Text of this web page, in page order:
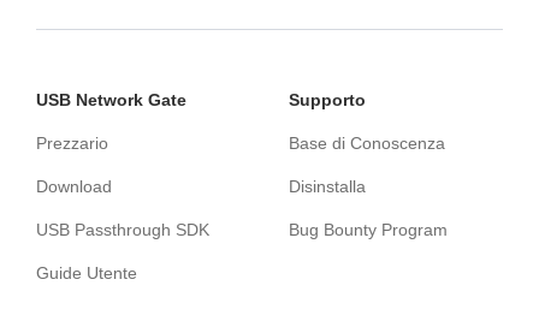
USB Network Gate
Prezzario
Download
USB Passthrough SDK
Guide Utente
Supporto
Base di Conoscenza
Disinstalla
Bug Bounty Program